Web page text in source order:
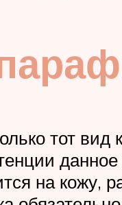
тот
на кожу,